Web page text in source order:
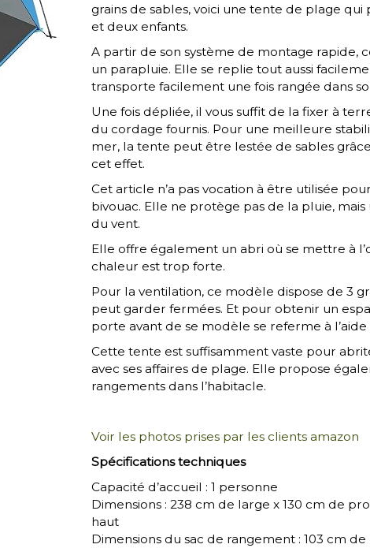
grains de sables, voici une tente de plage
et deux enfants.
A partir de son système de montage rapide,
un parapluie. Elle se replie tout aussi
transporte facilement une fois rangée dans
Une fois dépliée, il vous suffit de la fixer à
du cordage fournis. Pour une meilleure
mer, la tente peut être lestée de sables
cet effet.
Cet article n’a pas vocation à être utilisée
bivouac. Elle ne protège pas de la pluie,
du vent.
Elle offre également un abri où se mettre à
chaleur est trop forte.
Pour la ventilation, ce modèle dispose de 3
peut garder fermées. Et pour obtenir un
porte avant de se modèle se referme à
Cette tente est suffisamment vaste pour
avec ses affaires de plage. Elle propose
rangements dans l’habitacle.
Voir les photos prises par les clients amazon
Spécifications techniques
Capacité d’accueil : 1 personne
Dimensions : 238 cm de large x 130 cm de
haut
Dimensions du sac de rangement : 103 cm